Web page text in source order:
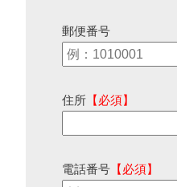
郵便番号
住所 【必須】
電話番号 【必須】